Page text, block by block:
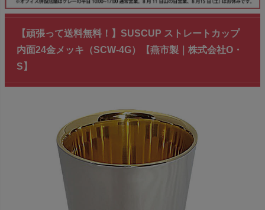
【頑張って送料無料！】SUSCUP ストレートカップ
内面24金メッキ（SCW-4G）【燕市製｜株式会社O・
S】